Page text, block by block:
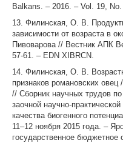
Balkans. – 2016. – Vol. 19,
13. Филинская, О. В.
зависимости от возраста в
Пивоварова // Вестник АПК
57-61. – EDN XIBRCN.
14. Филинская, О. В.
признаков романовских
// Сборник научных трудов
заочной научно-
качества биогенного
11–12 ноября 2015 года. –
государственное бюджетное